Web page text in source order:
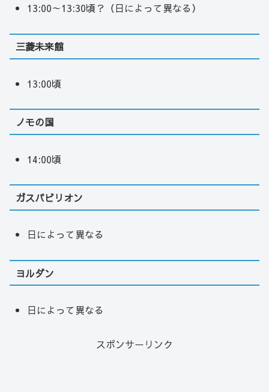
13:00～13:30頃？（日によって異なる）
三菱未来館
13:00頃
ノモの国
14:00頃
ガスパビリオン
日によって異なる
ヨルダン
日によって異なる
スポンサーリンク